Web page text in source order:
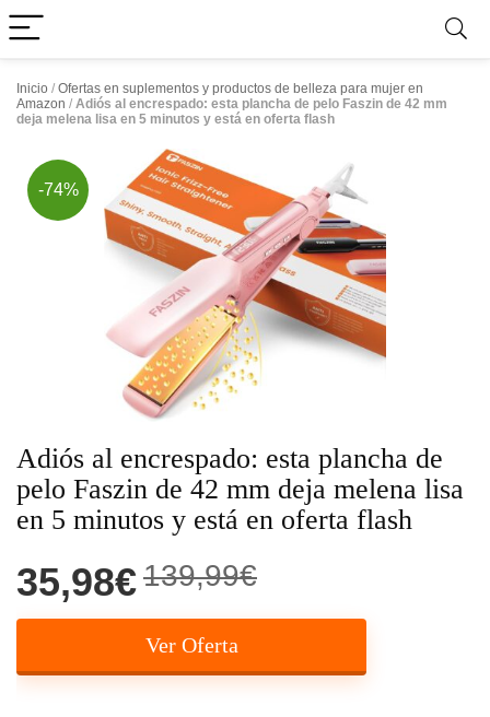
Inicio / Ofertas en suplementos y productos de belleza para mujer en
Amazon / Adiós al encrespado: esta plancha de pelo Faszin de 42 mm
deja melena lisa en 5 minutos y está en oferta flash
-74%
Adiós al encrespado: esta plancha de
pelo Faszin de 42 mm deja melena lisa
en 5 minutos y está en oferta flash
35,98€139,99€
Ver Oferta